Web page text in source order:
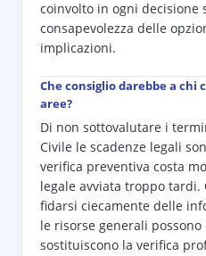
coinvolto in ogni decisione
consapevolezza delle
implicazioni.
Che consiglio darebbe a chi
aree?
Di non sottovalutare i
Civile le scadenze legali
verifica preventiva costa
legale avviata troppo tardi.
fidarsi ciecamente delle
le risorse generali
sostituiscono la verifica